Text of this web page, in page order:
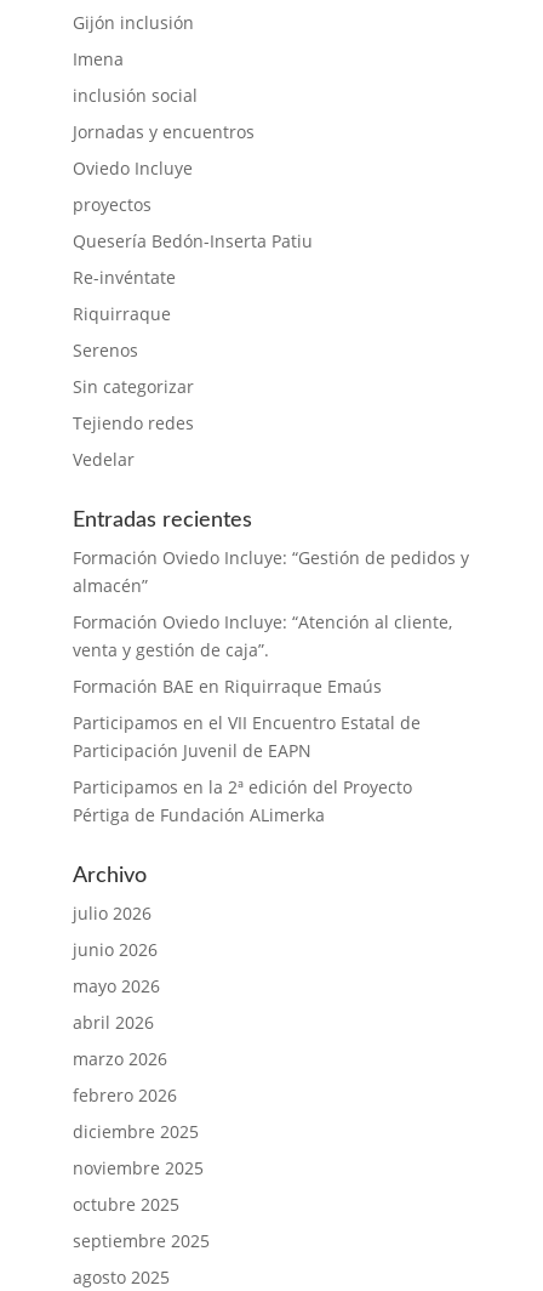
Gijón inclusión
Imena
inclusión social
Jornadas y encuentros
Oviedo Incluye
proyectos
Quesería Bedón-Inserta Patiu
Re-invéntate
Riquirraque
Serenos
Sin categorizar
Tejiendo redes
Vedelar
Entradas recientes
Formación Oviedo Incluye: “Gestión de pedidos y
almacén”
Formación Oviedo Incluye: “Atención al cliente,
venta y gestión de caja”.
Formación BAE en Riquirraque Emaús
Participamos en el VII Encuentro Estatal de
Participación Juvenil de EAPN
Participamos en la 2ª edición del Proyecto
Pértiga de Fundación ALimerka
Archivo
julio 2026
junio 2026
mayo 2026
abril 2026
marzo 2026
febrero 2026
diciembre 2025
noviembre 2025
octubre 2025
septiembre 2025
agosto 2025